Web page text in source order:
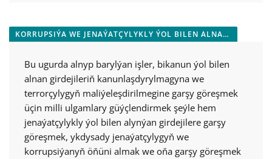
KORRUPSIÝA WE JENAÝATÇYLYKLY ÝOL BILEN ALNAN GIRDEJILERE GARŞY GÖREŞMEK WE AKTIWLERI DIKELTMEK ULGAMLARY
Bu ugurda alnyp barylýan işler, bikanun ýol bilen
alnan girdejileriň kanunlaşdyrylmagyna we
terrorçylygyň maliýeleşdirilmegine garşy göreşmek
üçin milli ulgamlary güýçlendirmek şeýle hem
jenaýatçylykly ýol bilen alynýan girdejilere garşy
göreşmek, ykdysady jenaýatçylygyň we
korrupsiýanyň öňüni almak we oňa garşy göreşmek